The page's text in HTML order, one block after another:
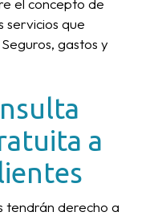
el concepto de
servicios que
gastos y
a
tendrán derecho a